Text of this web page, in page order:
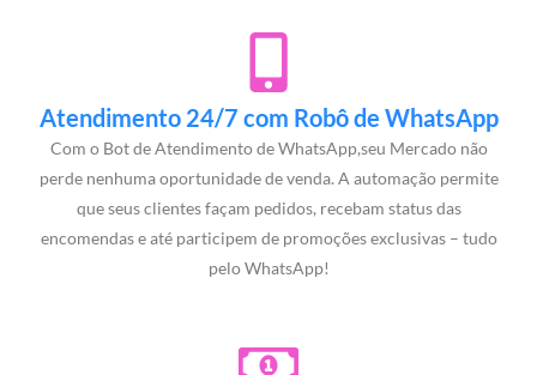
Atendimento 24/7 com Robô de WhatsApp
Com o Bot de Atendimento de WhatsApp,seu Mercado não
perde nenhuma oportunidade de venda. A automação permite
que seus clientes façam pedidos, recebam status das
encomendas e até participem de promoções exclusivas – tudo
pelo WhatsApp!